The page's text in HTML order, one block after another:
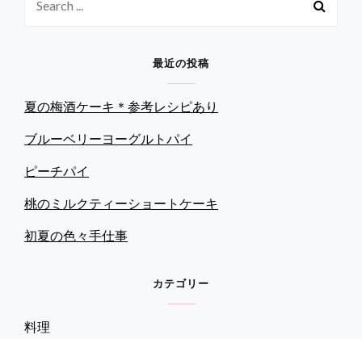
茶
ゲ
ン
最近の投稿
夏の梅酒ケーキ＊参考レシピあり
ブルーベリーヨーグルトパイ
ピーチパイ
桃のミルクティーショートケーキ
初夏の色々手仕事
カテゴリー
料理